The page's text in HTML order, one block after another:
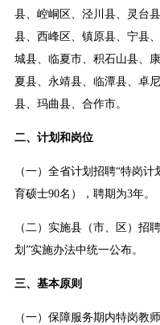
县、崆峒区、泾川县、灵台
县、西峰区、镇原县、宁县
城县、临夏市、积石山县、
夏县、永靖县、临潭县、卓
县、玛曲县、合作市。
二、计划和岗位
（一）全省计划招聘“特岗
育硕士90名），聘期为3年。
（二）实施县（市、区）招
划”实施办法中统一公布。
三、基本原则
（一）保障服务期内特岗教